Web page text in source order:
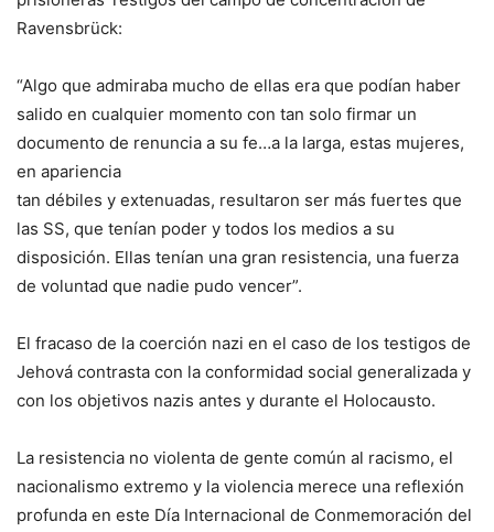
Ravensbrück:
“Algo que admiraba mucho de ellas era que podían haber
salido en cualquier momento con tan solo firmar un
documento de renuncia a su fe…a la larga, estas mujeres,
en apariencia
tan débiles y extenuadas, resultaron ser más fuertes que
las SS, que tenían poder y todos los medios a su
disposición. Ellas tenían una gran resistencia, una fuerza
de voluntad que nadie pudo vencer”.
El fracaso de la coerción nazi en el caso de los testigos de
Jehová contrasta con la conformidad social generalizada y
con los objetivos nazis antes y durante el Holocausto.
La resistencia no violenta de gente común al racismo, el
nacionalismo extremo y la violencia merece una reflexión
profunda en este Día Internacional de Conmemoración del